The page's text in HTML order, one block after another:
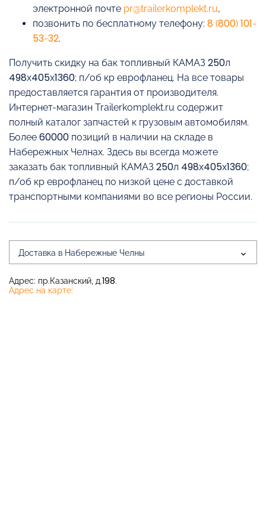
электронной почте pr@trailerkomplekt.ru,
позвонить по бесплатному телефону: 8 (800) 101-
53-32.
Получить скидку на бак топливный КАМАЗ 250л
498х405х1360; п/об кр еврофланец. На все товары
предоставляется гарантия от производителя.
Интернет-магазин Trailerkomplekt.ru содержит
полный каталог запчастей к грузовым автомобилям.
Более 60000 позиций в наличии на складе в
Набережных Челнах. Здесь вы всегда можете
заказать бак топливный КАМАЗ 250л 498х405х1360;
п/об кр еврофланец по низкой цене с доставкой
транспортными компаниями во все регионы России.
Доставка в Набережные Челны
Адрес: пр.Казанский, д.198.
Адрес на карте: